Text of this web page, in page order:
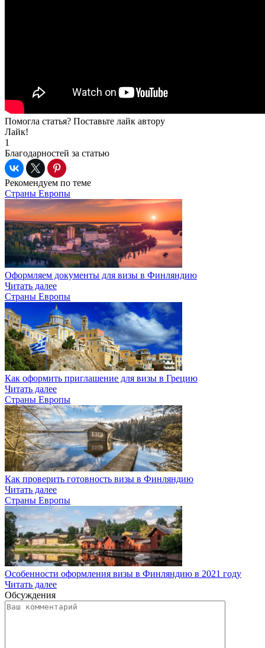
Помогла статья? Поставьте лайк автору
Лайк!
1
Благодарностей за статью
Рекомендуем по теме
Страны Европы
Оформляем документы для визы в Финляндию
Читать далее
Страны Европы
Как оформить приглашение для визы в Грецию
Читать далее
Страны Европы
Как проверить готовность визы в Финляндию
Читать далее
Страны Европы
Особенности оформления визы в Финляндию в 2021 году
Читать далее
Обсуждения